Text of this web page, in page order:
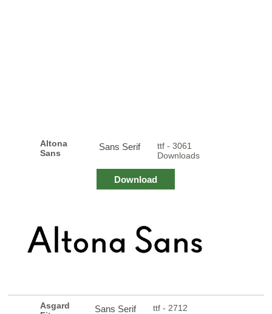
Altona
Sans
Sans Serif
ttf - 3061
Downloads
Download
Asgard
Sans Serif
ttf - 2712